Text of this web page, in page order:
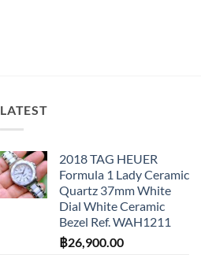
LATEST
2018 TAG HEUER
Formula 1 Lady Ceramic
Quartz 37mm White
Dial White Ceramic
Bezel Ref. WAH1211
฿26,900.00